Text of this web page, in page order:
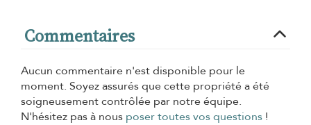
Commentaires
Aucun commentaire n'est disponible pour le
moment. Soyez assurés que cette propriété a été
soigneusement contrôlée par notre équipe.
N'hésitez pas à nous poser toutes vos questions !